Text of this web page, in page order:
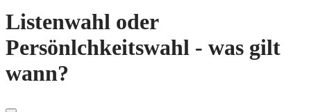
Listenwahl oder
Persönlchkeitswahl - was gilt
wann?